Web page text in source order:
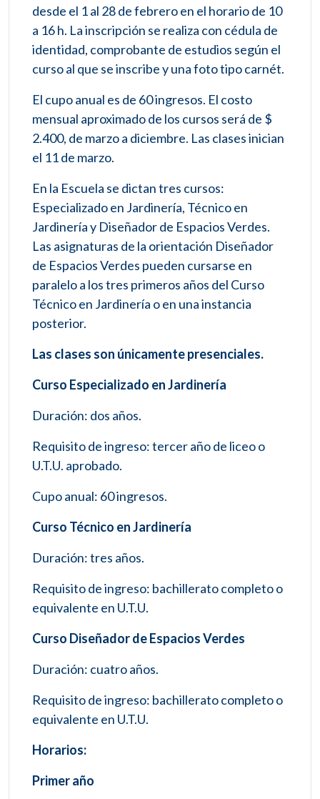
desde el 1 al 28 de febrero en el horario de 10
a 16 h. La inscripción se realiza con cédula de
identidad, comprobante de estudios según el
curso al que se inscribe y una foto tipo carnét.
El cupo anual es de 60 ingresos. El costo
mensual aproximado de los cursos será de $
2.400, de marzo a diciembre. Las clases inician
el 11 de marzo.
En la Escuela se dictan tres cursos:
Especializado en Jardinería, Técnico en
Jardinería y Diseñador de Espacios Verdes.
Las asignaturas de la orientación Diseñador
de Espacios Verdes pueden cursarse en
paralelo a los tres primeros años del Curso
Técnico en Jardinería o en una instancia
posterior.
Las clases son únicamente presenciales.
Curso Especializado en Jardinería
Duración: dos años.
Requisito de ingreso: tercer año de liceo o
U.T.U. aprobado.
Cupo anual: 60 ingresos.
Curso Técnico en Jardinería
Duración: tres años.
Requisito de ingreso: bachillerato completo o
equivalente en U.T.U.
Curso Diseñador de Espacios Verdes
Duración: cuatro años.
Requisito de ingreso: bachillerato completo o
equivalente en U.T.U.
Horarios:
Primer año